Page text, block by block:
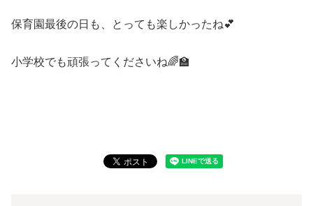
保育園最後の日も、とっても楽しかったね💕
小学校でも頑張ってくださいね🌈🏫